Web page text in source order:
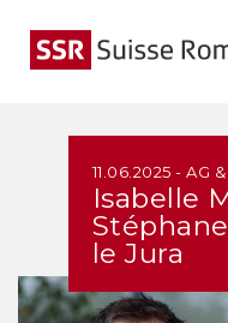
11.06.2025 - AG
Isabelle
le Jura